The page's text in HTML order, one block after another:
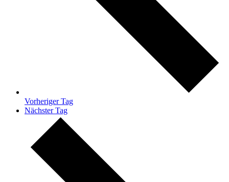
Vorheriger Tag
Nächster Tag